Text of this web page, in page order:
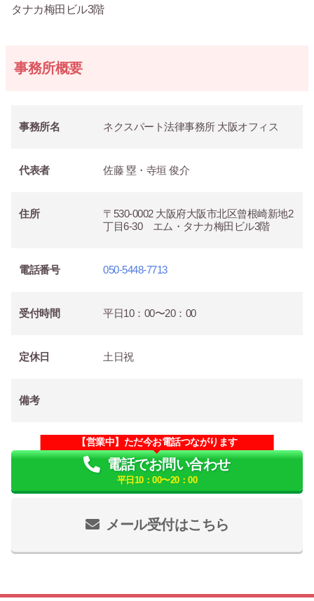
タナカ梅田ビル3階
事務所概要
事務所名 ネクスパート法律事務所 大阪オフィス
代表者 佐藤 塁・寺垣 俊介
住所
〒530-0002 大阪府大阪市北区曾根崎新地2
丁目6-30 エム・タナカ梅田ビル3階
電話番号 050-5448-7713
受付時間 平日10：00〜20：00
定休日 土日祝
備考
メール受付はこちら
【営業中】ただ今お電話つながります
電話でお問い合わせ
平日10：00〜20：00